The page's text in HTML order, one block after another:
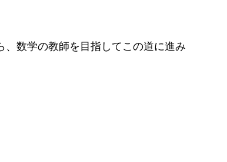
、数学の教師を目指してこの道に進み